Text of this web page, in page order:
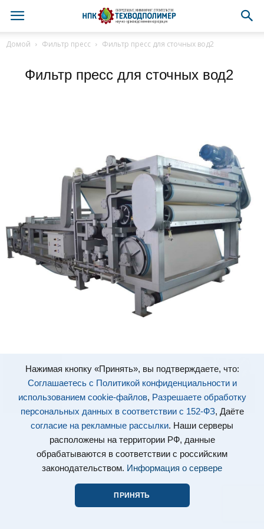
Нажимая кнопку «Принять», вы подтверждаете, что:
Соглашаетесь с Политикой конфиденциальности и
использованием cookie-файлов, Разрешаете обработку
персональных данных в соответствии с 152-ФЗ, Даёте
согласие на рекламные рассылки. Наши серверы
расположены на территории РФ, данные
обрабатываются в соответствии с российским
законодательством. Информация о сервере
ПРИНЯТЬ
Домой Фильтр пресс Фильтр пресс для сточных вод2
Фильтр пресс для сточных вод2